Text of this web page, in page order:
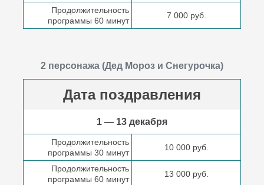
Продолжительность
программы 60 минут
7 000 руб.
2 персонажа (Дед Мороз и Снегурочка)
Дата поздравления
1 — 13 декабря
Продолжительность
программы 30 минут
10 000 руб.
Продолжительность
программы 60 минут
13 000 руб.